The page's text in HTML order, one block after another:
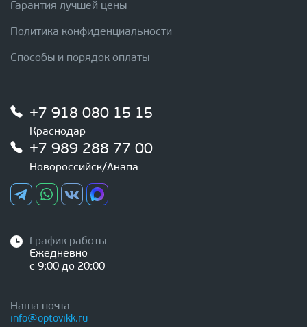
Гарантия лучшей цены
Политика конфиденциальности
Способы и порядок оплаты
+7 918 080 15 15
Краснодар
+7 989 288 77 00
Новороссийск/Анапа
График работы
Ежедневно
с 9:00 до 20:00
Наша почта
info@optovikk.ru